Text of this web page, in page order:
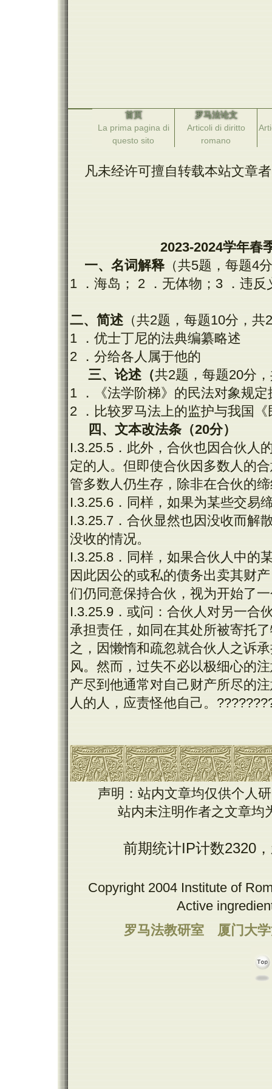
首页
La prima pagina di
questo sito
罗马法论文
Articoli di diritto
romano
凡未经许可擅自转载本站文章
2023-2024学年春
一、名词解释（共5题，每题4
1 ．海岛； 2 ．无体物；3 ．违
二、简述（共2题，每题10分，共
1 ．优士丁尼的法典编纂略述
2 ．分给各人属于他的
三、论述（共2题，每题20分
1 ．《法学阶梯》的民法对象规定
2 ．比较罗马法上的监护与我国
四、文本改法条（20分）
I.3.25.5．此外，合伙也因合伙人
定的人。但即使合伙因多数人的
管多数人仍生存，除非在合伙的
I.3.25.6．同样，如果为某些交易
I.3.25.7．合伙显然也因没收而解
没收的情况。
I.3.25.8．同样，如果合伙人中的
因此因公的或私的债务出卖其财
们仍同意保持合伙，视为开始了
I.3.25.9．或问：合伙人对另一合
承担责任，如同在其处所被寄托
之，因懒惰和疏忽就合伙人之诉
风。然而，过失不必以极细心的
产尽到他通常对自己财产所尽的
人的人，应责怪他自己。
声明：站内文章均仅供个人
站内未注明作者之文章均
前期统计IP计数2320
Copyright 2004 Institute of
Active
罗马法教研室
厦门大